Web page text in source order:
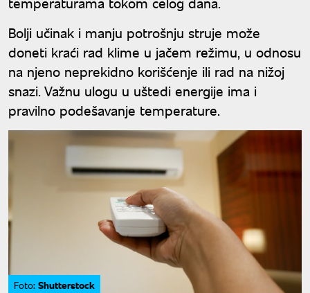
Bolji učinak i manju potrošnju struje može
doneti kraći rad klime u jačem režimu, u odnosu
na njeno neprekidno korišćenje ili rad na nižoj
snazi. Važnu ulogu u uštedi energije ima i
pravilno podešavanje temperature.
Foto: Shutterstock